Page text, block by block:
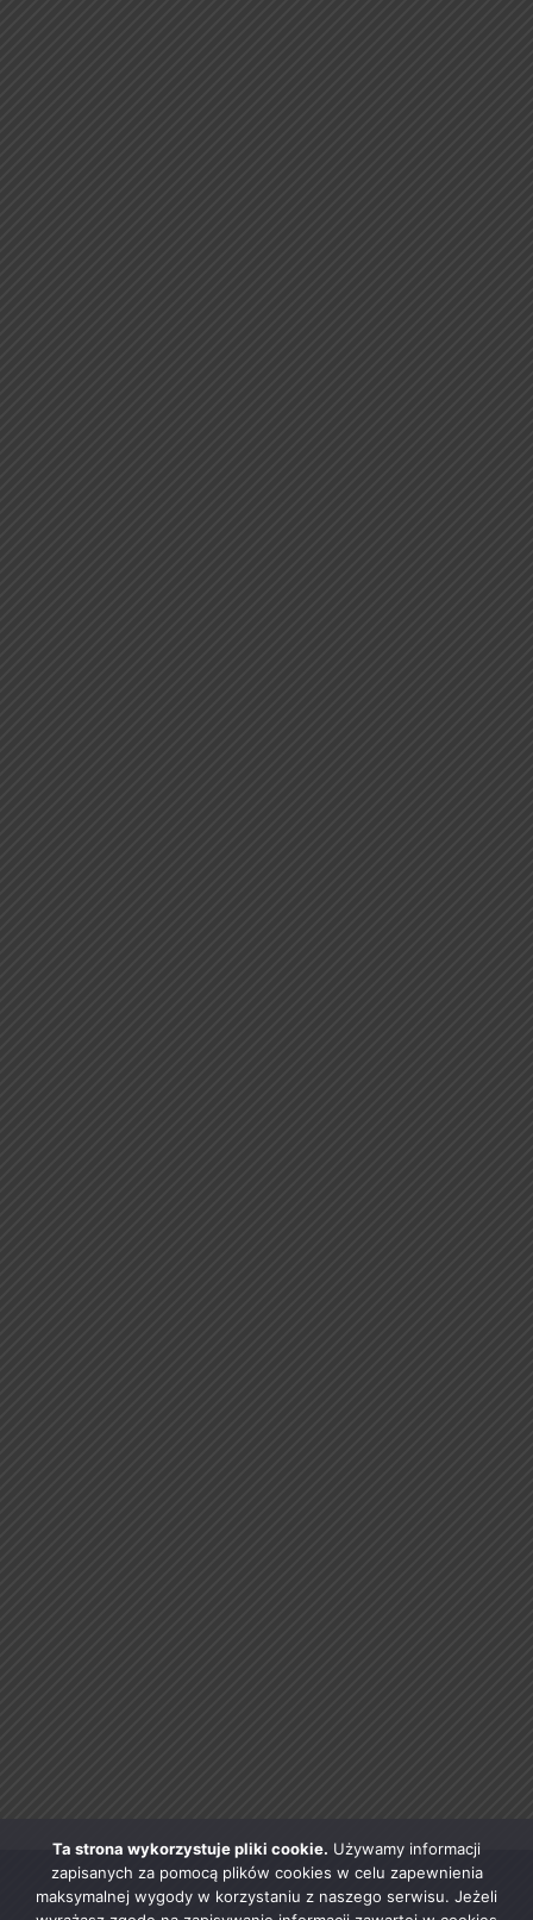
Ta strona wykorzystuje pliki cookie. Używamy informacji
zapisanych za pomocą plików cookies w celu zapewnienia
maksymalnej wygody w korzystaniu z naszego serwisu. Jeżeli